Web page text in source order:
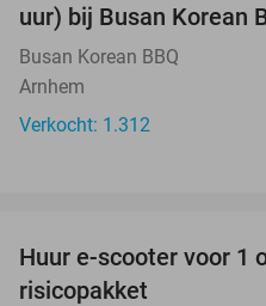
uur) bij Busan Korean
Busan Korean BBQ
Arnhem
Verkocht: 1.312
Huur e-scooter voor 1
risicopakket